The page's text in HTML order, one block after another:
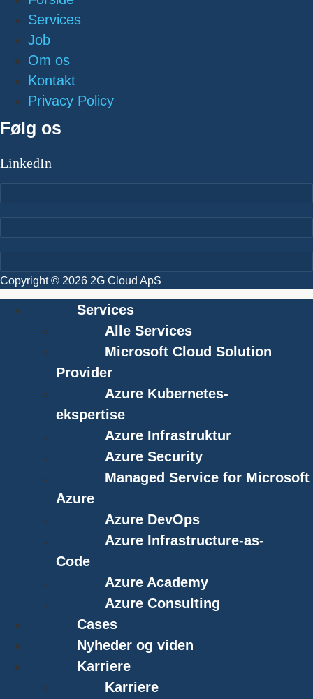
Services
Job
Om os
Kontakt
Privacy Policy
Følg os
LinkedIn
Copyright © 2026 2G Cloud ApS
Services
Alle Services
Microsoft Cloud Solution
Provider
Azure Kubernetes-
ekspertise
Azure Infrastruktur
Azure Security
Managed Service for Microsoft
Azure
Azure DevOps
Azure Infrastructure-as-
Code
Azure Academy
Azure Consulting
Cases
Nyheder og viden
Karriere
Karriere